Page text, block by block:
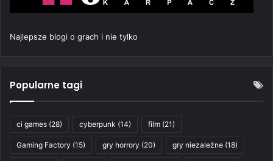
Najlepsze blogi o grach i nie tylko
Popularne tagi
ci games (28) cyberpunk (14) film (21)
Gaming Factory (15) gry horrory (20) gry niezależne (18)